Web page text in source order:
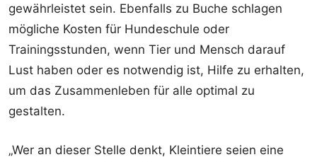
gewährleistet sein. Ebenfalls zu Buche schlagen
mögliche Kosten für Hundeschule oder
Trainingsstunden, wenn Tier und Mensch darauf
Lust haben oder es notwendig ist, Hilfe zu erhalten,
um das Zusammenleben für alle optimal zu
gestalten.
„Wer an dieser Stelle denkt, Kleintiere seien eine